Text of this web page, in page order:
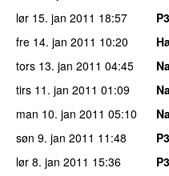
lør 15. jan 2011 18:57
fre 14. jan 2011 10:20
tors 13. jan 2011 04:45
tirs 11. jan 2011 01:09
man 10. jan 2011 05:10
søn 9. jan 2011 11:48
lør 8. jan 2011 15:36